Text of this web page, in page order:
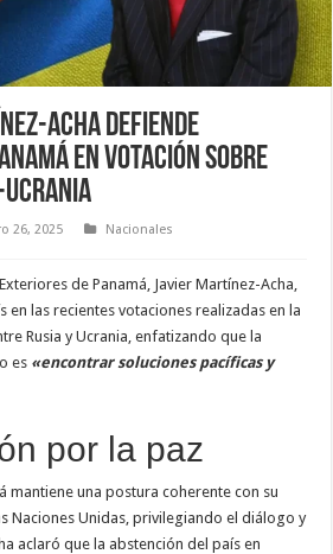
Acha Defiende
en Votación sobre
26, 2025
Nacionales
de Panamá, Javier Martínez-Acha,
en las recientes votaciones realizadas en la
Rusia y Ucrania, enfatizando que la
es «encontrar soluciones pacíficas y
por la paz
mantiene una postura coherente con su
Naciones Unidas, privilegiando el diálogo y
aclaró que la abstención del país en